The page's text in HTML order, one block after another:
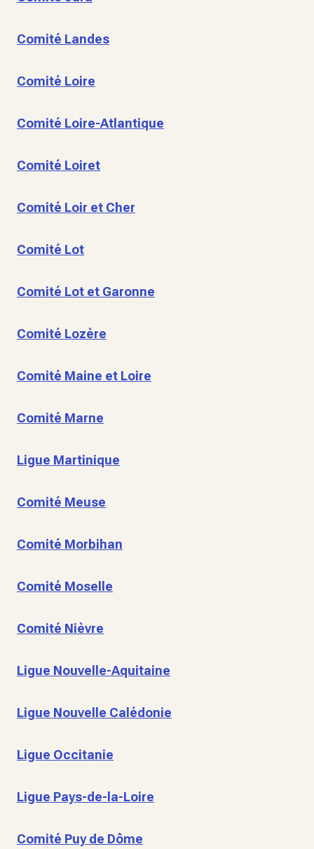
Comité Landes
Comité Loire
Comité Loire-Atlantique
Comité Loiret
Comité Loir et Cher
Comité Lot
Comité Lot et Garonne
Comité Lozère
Comité Maine et Loire
Comité Marne
Ligue Martinique
Comité Meuse
Comité Morbihan
Comité Moselle
Comité Nièvre
Ligue Nouvelle-Aquitaine
Ligue Nouvelle Calédonie
Ligue Occitanie
Ligue Pays-de-la-Loire
Comité Puy de Dôme